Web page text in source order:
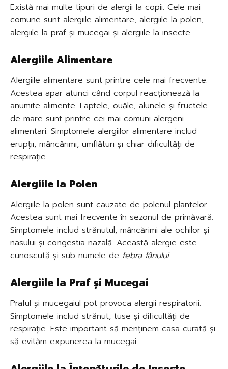
Există mai multe tipuri de alergii la copii. Cele mai
comune sunt alergiile alimentare, alergiile la polen,
alergiile la praf și mucegai și alergiile la insecte.
Alergiile Alimentare
Alergiile alimentare sunt printre cele mai frecvente.
Acestea apar atunci când corpul reacționează la
anumite alimente. Laptele, ouăle, alunele și fructele
de mare sunt printre cei mai comuni alergeni
alimentari. Simptomele alergiilor alimentare includ
erupții, mâncărimi, umflături și chiar dificultăți de
respirație.
Alergiile la Polen
Alergiile la polen sunt cauzate de polenul plantelor.
Acestea sunt mai frecvente în sezonul de primăvară.
Simptomele includ strănutul, mâncărimi ale ochilor și
nasului și congestia nazală. Această alergie este
cunoscută și sub numele de febra fânului.
Alergiile la Praf și Mucegai
Praful și mucegaiul pot provoca alergii respiratorii.
Simptomele includ strănut, tuse și dificultăți de
respirație. Este important să menținem casa curată și
să evităm expunerea la mucegai.